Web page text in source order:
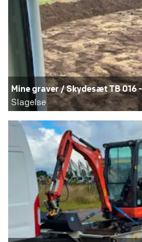
Mine graver / Skydesæt TB 016 -
Slagelse